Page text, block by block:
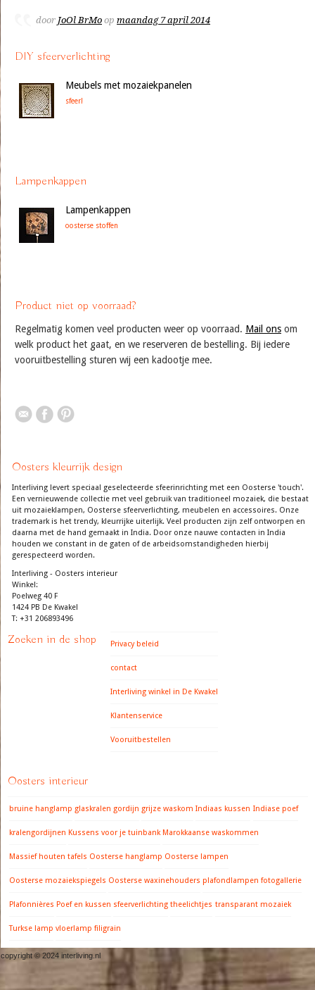
door JoOl BrMo op maandag 7 april 2014
DIY sfeerverlichting
Meubels met mozaiekpanelen
sfeer!
Lampenkappen
Lampenkappen
oosterse stoffen
Product niet op voorraad?
Regelmatig komen veel producten weer op voorraad. Mail ons om
welk product het gaat, en we reserveren de bestelling. Bij iedere
vooruitbestelling sturen wij een kadootje mee.
Oosters kleurrijk design
Interliving levert speciaal geselecteerde sfeerinrichting met een Oosterse 'touch'.
Een vernieuwende collectie met veel gebruik van traditioneel mozaiek, die bestaat
uit mozaieklampen, Oosterse sfeerverlichting, meubelen en accessoires. Onze
trademark is het trendy, kleurrijke uiterlijk. Veel producten zijn zelf ontworpen en
daarna met de hand gemaakt in India. Door onze nauwe contacten in India
houden we constant in de gaten of de arbeidsomstandigheden hierbij
gerespecteerd worden.
Interliving - Oosters interieur
Winkel:
Poelweg 40 F
1424 PB De Kwakel
T: +31 206893496
Zoeken in de shop Privacy beleid
contact
Interliving winkel in De Kwakel
Klantenservice
Vooruitbestellen
Oosters interieur
bruine hanglamp glaskralen gordijn grijze waskom Indiaas kussen Indiase poef
kralengordijnen Kussens voor je tuinbank Marokkaanse waskommen
Massief houten tafels Oosterse hanglamp Oosterse lampen
Oosterse mozaiekspiegels Oosterse waxinehouders plafondlampen fotogallerie
Plafonnières Poef en kussen sfeerverlichting theelichtjes transparant mozaiek
Turkse lamp vloerlamp filigrain
copyright © 2024 interliving.nl